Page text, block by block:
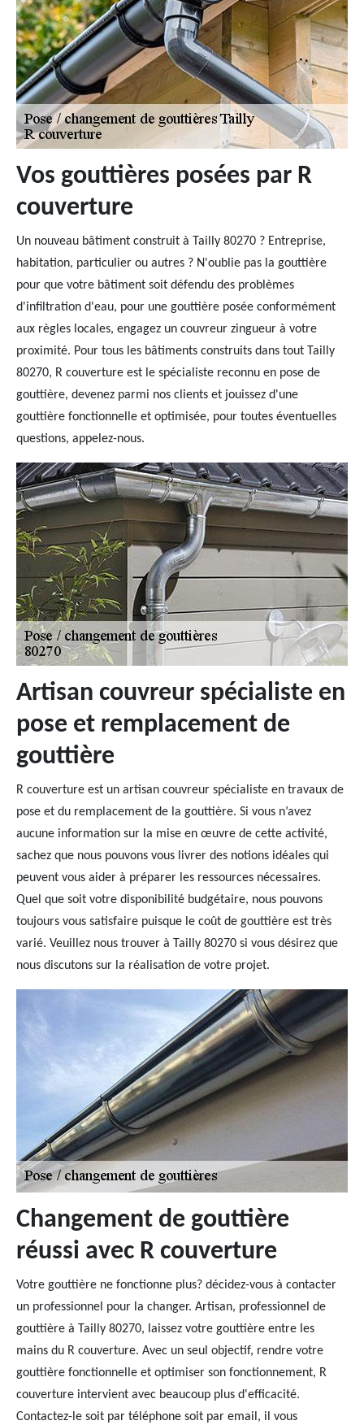
Vos gouttières posées par R
couverture
Un nouveau bâtiment construit à Tailly 80270 ? Entreprise,
habitation, particulier ou autres ? N'oublie pas la gouttière
pour que votre bâtiment soit défendu des problèmes
d'infiltration d'eau, pour une gouttière posée conformément
aux règles locales, engagez un couvreur zingueur à votre
proximité. Pour tous les bâtiments construits dans tout Tailly
80270, R couverture est le spécialiste reconnu en pose de
gouttière, devenez parmi nos clients et jouissez d'une
gouttière fonctionnelle et optimisée, pour toutes éventuelles
questions, appelez-nous.
Artisan couvreur spécialiste en
pose et remplacement de
gouttière
R couverture est un artisan couvreur spécialiste en travaux de
pose et du remplacement de la gouttière. Si vous n’avez
aucune information sur la mise en œuvre de cette activité,
sachez que nous pouvons vous livrer des notions idéales qui
peuvent vous aider à préparer les ressources nécessaires.
Quel que soit votre disponibilité budgétaire, nous pouvons
toujours vous satisfaire puisque le coût de gouttière est très
varié. Veuillez nous trouver à Tailly 80270 si vous désirez que
nous discutons sur la réalisation de votre projet.
Changement de gouttière
réussi avec R couverture
Votre gouttière ne fonctionne plus? décidez-vous à contacter
un professionnel pour la changer. Artisan, professionnel de
gouttière à Tailly 80270, laissez votre gouttière entre les
mains du R couverture. Avec un seul objectif, rendre votre
gouttière fonctionnelle et optimiser son fonctionnement, R
couverture intervient avec beaucoup plus d'efficacité.
Contactez-le soit par téléphone soit par email, il vous